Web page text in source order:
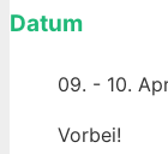
Datum
09. - 10.
Vorbei!